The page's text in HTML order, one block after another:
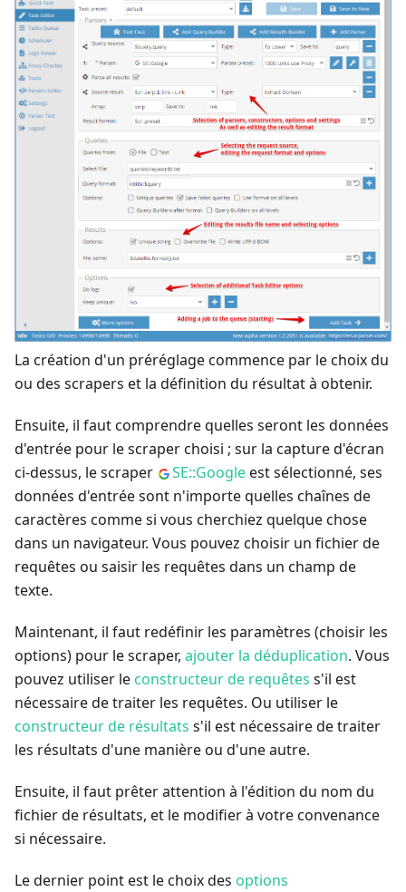
La création d'un préréglage commence par le choix du
ou des scrapers et la définition du résultat à obtenir.
Ensuite, il faut comprendre quelles seront les données
d'entrée pour le scraper choisi ; sur la capture d'écran
ci-dessus, le scraper
SE::Googleest sélectionné, ses
données d'entrée sont n'importe quelles chaînes de
caractères comme si vous cherchiez quelque chose
dans un navigateur. Vous pouvez choisir un fichier de
requêtes ou saisir les requêtes dans un champ de
texte.
Maintenant, il faut redéfinir les paramètres (choisir les
options) pour le scraper, ajouter la déduplication. Vous
pouvez utiliser le constructeur de requêtes s'il est
nécessaire de traiter les requêtes. Ou utiliser le
constructeur de résultats s'il est nécessaire de traiter
les résultats d'une manière ou d'une autre.
Ensuite, il faut prêter attention à l'édition du nom du
fichier de résultats, et le modifier à votre convenance
si nécessaire.
Le dernier point est le choix des options